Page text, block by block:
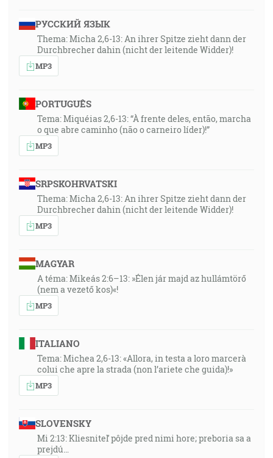
РУССКИЙ ЯЗЫК
Thema: Micha 2,6-13: An ihrer Spitze zieht dann der
Durchbrecher dahin (nicht der leitende Widder)!
MP3
PORTUGUÊS
Tema: Miquéias 2,6-13: “À frente deles, então, marcha
o que abre caminho (não o carneiro líder)!”
MP3
SRPSKOHRVATSKI
Thema: Micha 2,6-13: An ihrer Spitze zieht dann der
Durchbrecher dahin (nicht der leitende Widder)!
MP3
MAGYAR
A téma: Mikeás 2:6–13: »Élen jár majd az hullámtörő
(nem a vezető kos)«!
MP3
ITALIANO
Tema: Michea 2,6-13: «Allora, in testa a loro marcerà
colui che apre la strada (non l’ariete che guida)!»
MP3
SLOVENSKY
Mi 2:13: Kliesniteľ pôjde pred nimi hore; preboria sa a
prejdú…